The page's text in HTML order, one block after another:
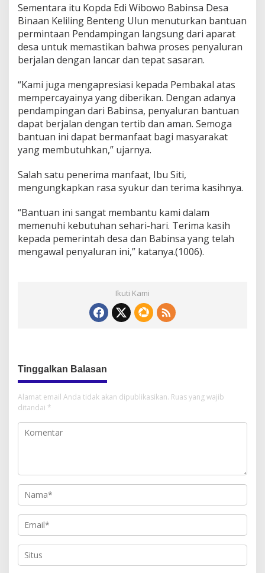
Sementara itu Kopda Edi Wibowo Babinsa Desa
Binaan Keliling Benteng Ulun menuturkan bantuan
permintaan Pendampingan langsung dari aparat
desa untuk memastikan bahwa proses penyaluran
berjalan dengan lancar dan tepat sasaran.
“Kami juga mengapresiasi kepada Pembakal atas
mempercayainya yang diberikan. Dengan adanya
pendampingan dari Babinsa, penyaluran bantuan
dapat berjalan dengan tertib dan aman. Semoga
bantuan ini dapat bermanfaat bagi masyarakat
yang membutuhkan,” ujarnya.
Salah satu penerima manfaat, Ibu Siti,
mengungkapkan rasa syukur dan terima kasihnya.
“Bantuan ini sangat membantu kami dalam
memenuhi kebutuhan sehari-hari. Terima kasih
kepada pemerintah desa dan Babinsa yang telah
mengawal penyaluran ini,” katanya.(1006).
Ikuti Kami
Tinggalkan Balasan
Alamat email Anda tidak akan dipublikasikan. Ruas yang wajib
ditandai *